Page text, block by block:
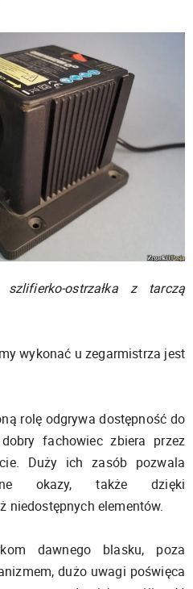
ostrzałka z tarczą
wykonać u zegarmistrza jest
rolę odgrywa dostępność do
fachowiec zbiera przez
Duży ich zasób pozwala
okazy, także dzięki
niedostępnych elementów.
dawnego blasku, poza
dużo uwagi poświęca